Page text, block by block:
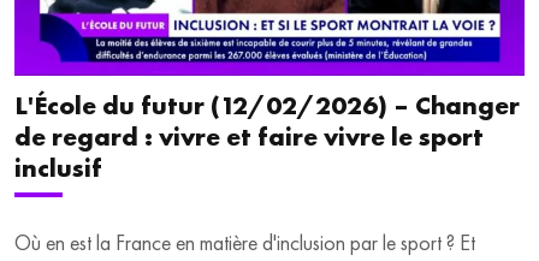
Duroyon-Chavanne est l'invitée de la deuxième partie de
l'émission.
L'École du futur (12/02/2026) – Changer
de regard : vivre et faire vivre le sport
inclusif
Où en est la France en matière d'inclusion par le sport ? Et